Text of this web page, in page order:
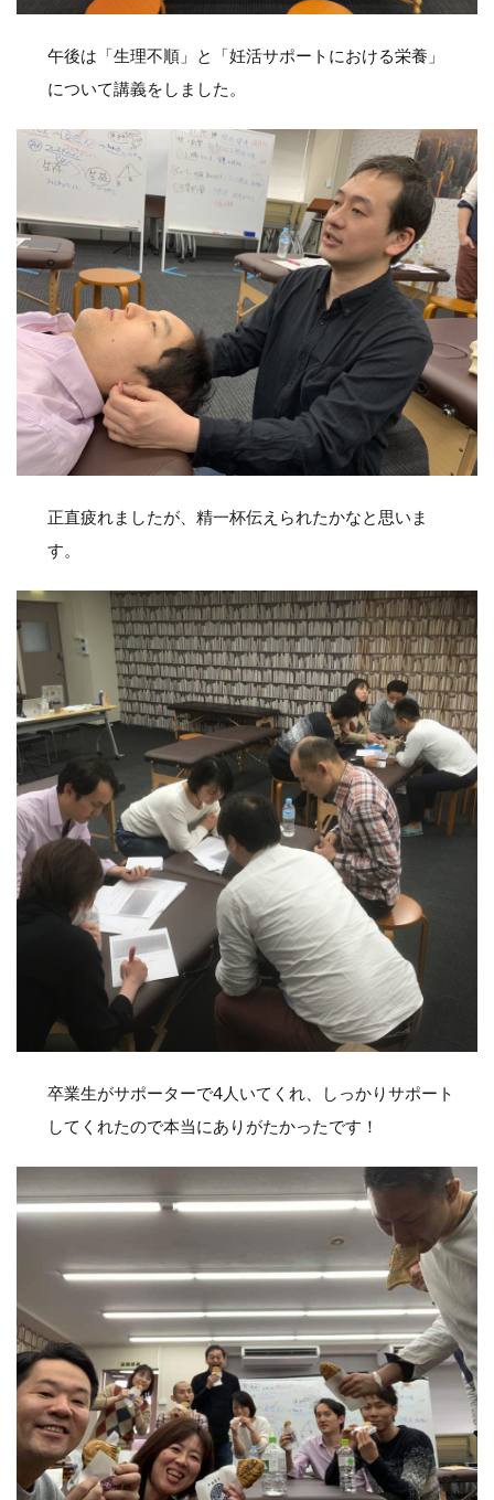
午後は「生理不順」と「妊活サポートにおける栄養」
について講義をしました。
正直疲れましたが、精一杯伝えられたかなと思いま
す。
卒業生がサポーターで4人いてくれ、しっかりサポート
してくれたので本当にありがたかったです！